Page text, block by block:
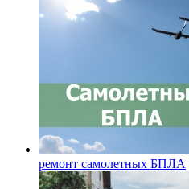
ремонт самолетных БПЛА